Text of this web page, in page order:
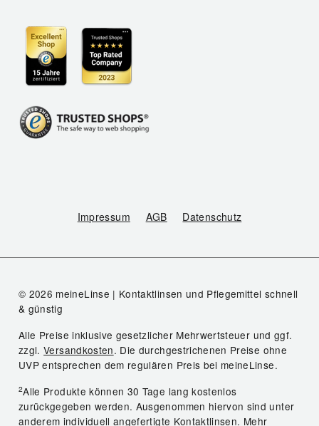
Impressum AGB Datenschutz
© 2026 meineLinse | Kontaktlinsen und Pflegemittel schnell
& günstig
Alle Preise inklusive gesetzlicher Mehrwertsteuer und ggf.
zzgl.Versandkosten. Die durchgestrichenen Preise ohne
UVP entsprechen dem regulären Preis bei meineLinse.
2Alle Produkte können 30 Tage lang kostenlos
zurückgegeben werden. Ausgenommen hiervon sind unter
anderem individuell angefertigte Kontaktlinsen. Mehr